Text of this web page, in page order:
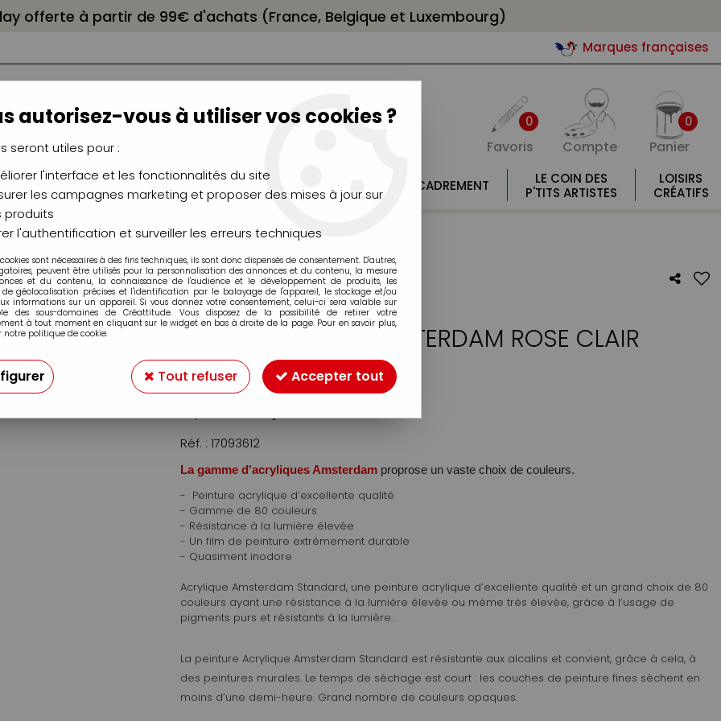
offerte à partir de 99€ d'achats (France, Belgique et Luxembourg)
Marques françaises
0
Favoris Compte
0
Panier
CHÂSSIS
CHEVALETS
AÉROGRAPHIE
MODÉLISME
MOULAGE
ENCADREMENT
LE COIN DES
P'TITS ARTISTES
LOISIRS
CRÉATIFS
>ACRYLIQUE FINE AMSTERDAM ROSE CLAIR
ACRYLIQUE FINE AMSTERDAM ROSE CLAIR
Soyez le premier à donner votre avis !
1,99€
Réf. : 17093612
La gamme d'acryliques Amsterdam proprose un vaste choix de couleurs.
- Peinture acrylique d’excellente qualité
- Gamme de 80 couleurs
- Résistance à la lumière élevée
- Un film de peinture extrêmement durable
- Quasiment inodore
Acrylique Amsterdam Standard, une peinture acrylique d’excellente qualité et un grand choix de 80
couleurs ayant une résistance à la lumière élevée ou même très élevée, grâce à l’usage de
pigments purs et résistants à la lumière.
La peinture Acrylique Amsterdam Standard est résistante aux alcalins et convient, grâce à cela, à
des peintures murales. Le temps de séchage est court : les couches de peinture fines sèchent en
moins d’une demi-heure. Grand nombre de couleurs opaques.
autorisez-vous à utiliser vos cookies ?
seront utiles pour :
l'interface et les fonctionnalités du site
les campagnes marketing et proposer des mises à jour sur
produits
l'authentification et surveiller les erreurs techniques
sont nécessaires à des fins techniques, ils sont donc dispensés de consentement. D'autres,
peuvent être utilisés pour la personnalisation des annonces et du contenu, la mesure
et du contenu, la connaissance de l'audience et le développement de produits, les
de géolocalisation précises et l'identification par le balayage de l'appareil, le stockage et/ou
informations sur un appareil. Si vous donnez votre consentement, celui-ci sera valable sur
des sous-domaines de Créattitude. Vous disposez de la possibilité de retirer votre
à tout moment en cliquant sur le widget en bas à droite de la page. Pour en savoir plus,
notre politique de cookie.
Tout refuser Accepter tout